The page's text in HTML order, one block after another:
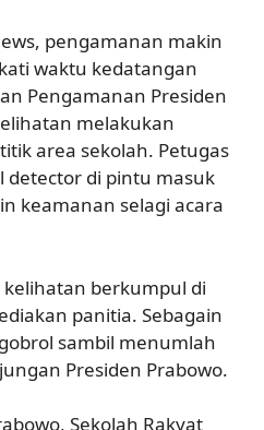
pengamanan makin
waktu kedatangan
Pengamanan Presiden
melakukan
area sekolah. Petugas
detector di pintu masuk
keamanan selagi acara
berkumpul di
panitia. Sebagain
sambil menumlah
Presiden Prabowo.
Sekolah Rakyat